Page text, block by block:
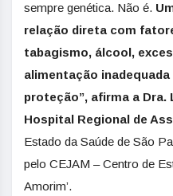
sempre genética. Não é.
relação direta com
tabagismo, álcool,
alimentação
proteção”, afirma a
Hospital Regional de
Estado da Saúde de São
pelo CEJAM – Centro de
Amorim’.